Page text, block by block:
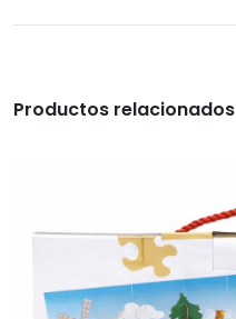
Productos relacionados